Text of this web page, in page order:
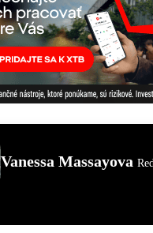
Vanessa Massayova